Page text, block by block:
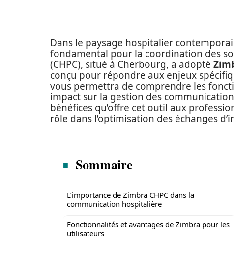
Dans le paysage hospitalier
fondamental pour la coordination des
(CHPC), situé à Cherbourg, a adopté
conçu pour répondre aux enjeux
vous permettra de comprendre les
impact sur la gestion des
bénéfices qu’offre cet outil aux
rôle dans l’optimisation des échanges
Sommaire
L’importance de Zimbra CHPC dans la
communication hospitalière
Fonctionnalités et avantages de Zimbra pour les
utilisateurs